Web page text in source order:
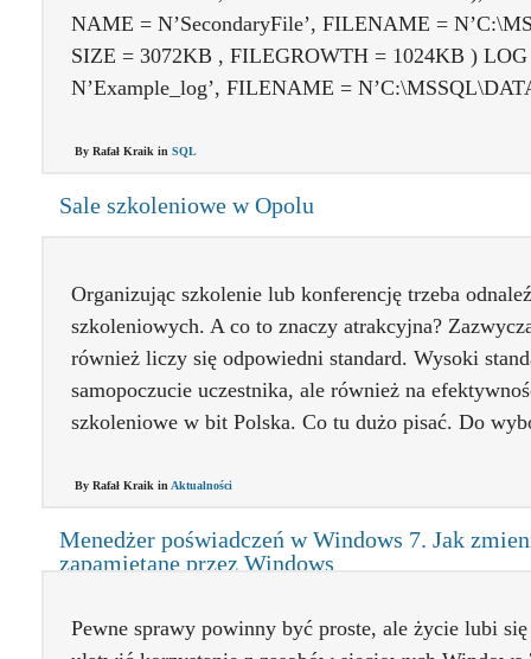
NAME = N’SecondaryFile’, FILENAME =
SIZE = 3072KB , FILEGROWTH = 1024KB )
N’Example_log’, FILENAME =
By Rafał Kraik in SQL
Sale szkoleniowe w Opolu
Organizując szkolenie lub konferencję trzeba
szkoleniowych. A co to znaczy atrakcyjna?
również liczy się odpowiedni standard. Wysoki
samopoczucie uczestnika, ale również na
szkoleniowe w bit Polska. Co tu dużo pisać. Do
By Rafał Kraik in Aktualności
Menedżer poświadczeń w Windows 7. Jak
zapamiętane przez Windows
Pewne sprawy powinny być proste, ale życie lubi